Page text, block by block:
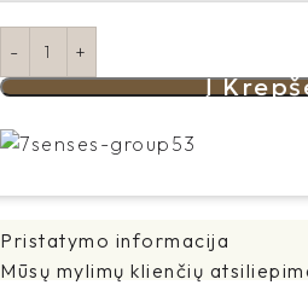
Į
Pristatymo informacija
Mūsų mylimų klienčių